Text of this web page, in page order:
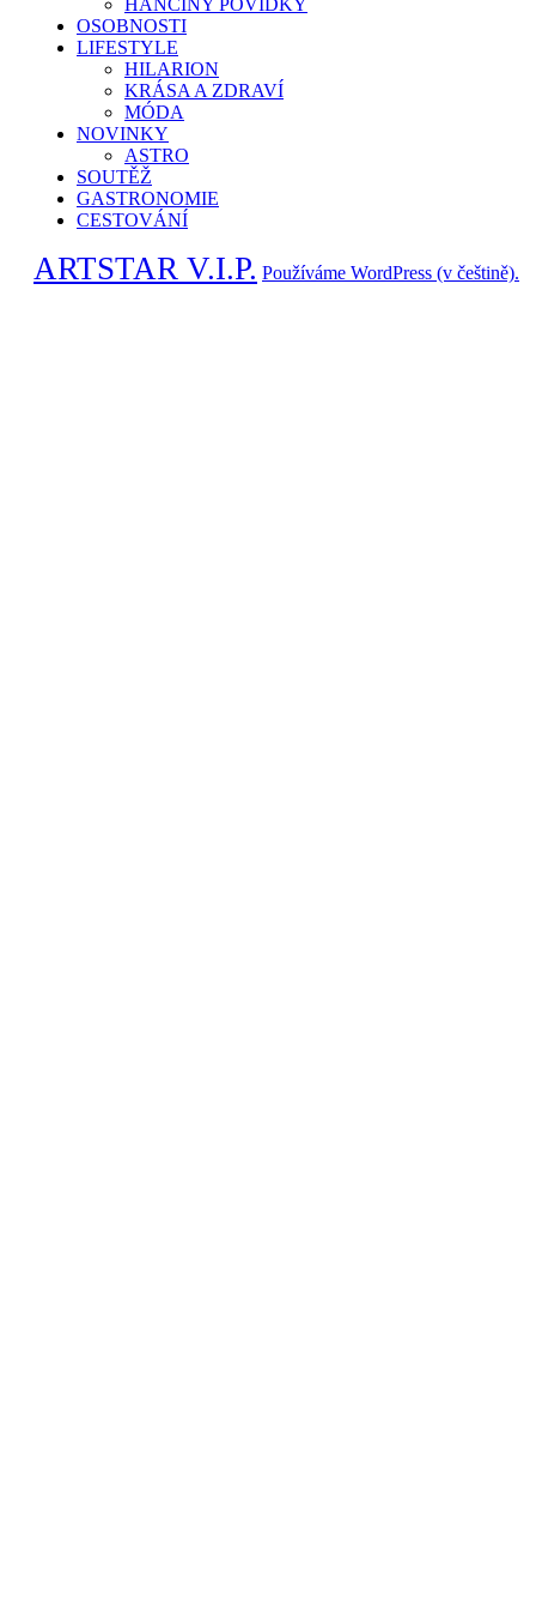
HANČINY POVÍDKY
OSOBNOSTI
LIFESTYLE
HILARION
KRÁSA A ZDRAVÍ
MÓDA
NOVINKY
ASTRO
SOUTĚŽ
GASTRONOMIE
CESTOVÁNÍ
ARTSTAR V.I.P. Používáme WordPress (v češtině).